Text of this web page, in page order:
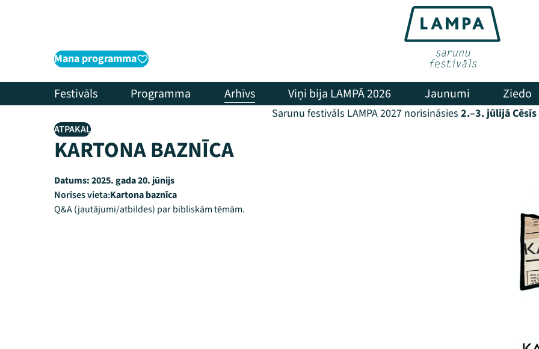
Mana programma
Festivāls Programma Arhīvs Viņi bija LAMPĀ 2026 Jaunumi Ziedo
Sarunu festivāls LAMPA 2027 norisināsies 2.–3. jūlijā Cēsīs
ATPAKAĻ
KARTONA BAZNĪCA
Datums:2025. gada 20. jūnijs
Norises vieta:Kartona baznīca
Q&A (jautājumi/atbildes) par bibliskām tēmām.